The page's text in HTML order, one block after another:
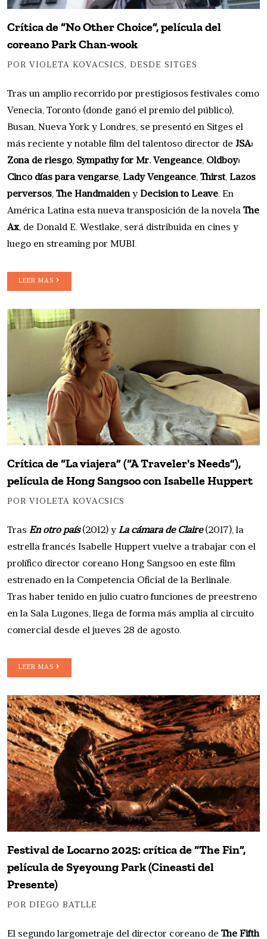
Crítica de “No Other Choice”, película del
coreano Park Chan-wook
POR VIOLETA KOVACSICS, DESDE SITGES
Tras un amplio recorrido por prestigiosos festivales como
Venecia, Toronto (donde ganó el premio del público),
Busan, Nueva York y Londres, se presentó en Sitges el
más reciente y notable film del talentoso director de JSA:
Zona de riesgo, Sympathy for Mr. Vengeance, Oldboy:
Cinco días para vengarse, Lady Vengeance, Thirst, Lazos
perversos, The Handmaideny Decision to Leave. En
América Latina esta nueva transposición de la novela The
Ax, de Donald E. Westlake, será distribuida en cines y
luego en streaming por MUBI.
LEER MAS
Crítica de “La viajera” (“A Traveler's Needs”),
película de Hong Sangsoo con Isabelle Huppert
POR VIOLETA KOVACSICS
Tras En otro país(2012) yLa cámara de Claire(2017), la
estrella francés Isabelle Huppert vuelve a trabajar con el
prolífico director coreano Hong Sangsoo en este film
estrenado en la Competencia Oficial de la Berlinale.
Tras haber tenido en julio cuatro funciones de preestreno
en la Sala Lugones, llega de forma más amplia al circuito
comercial desde el jueves 28 de agosto.
LEER MAS
Festival de Locarno 2025: crítica de “The Fin”,
película de Syeyoung Park (Cineasti del
Presente)
POR DIEGO BATLLE
El segundo largometraje del director coreano de The Fifth